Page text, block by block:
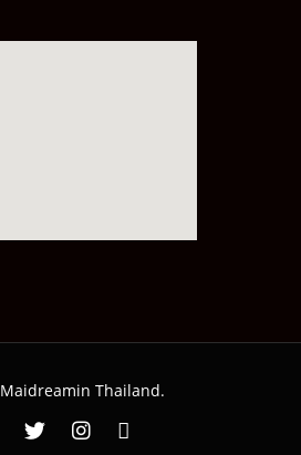
Thailand.